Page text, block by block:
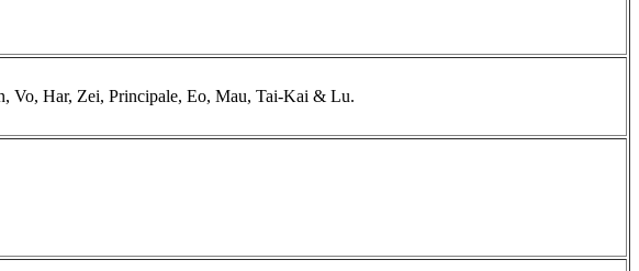
Vo, Har, Zei, Principale, Eo, Mau, Tai-Kai & Lu.